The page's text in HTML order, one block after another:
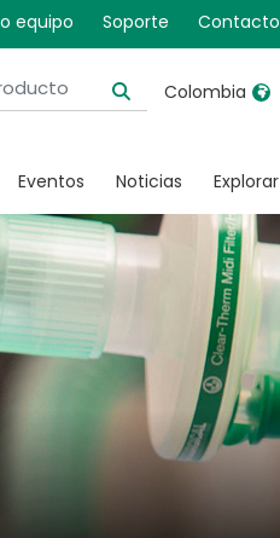
equipo Soporte Contacto
Colombia
Nederlands
Français
English
Français
Italia
Malaysia
Mexico
Nederlands
Norway
Eventos Noticias Explorar